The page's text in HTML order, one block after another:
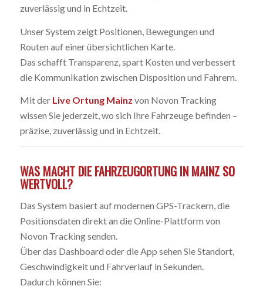
zuverlässig und in Echtzeit.
Unser System zeigt Positionen, Bewegungen und
Routen auf einer übersichtlichen Karte.
Das schafft Transparenz, spart Kosten und verbessert
die Kommunikation zwischen Disposition und Fahrern.
Mit der Live Ortung Mainz von Novon Tracking
wissen Sie jederzeit, wo sich Ihre Fahrzeuge befinden –
präzise, zuverlässig und in Echtzeit.
WAS MACHT DIE FAHRZEUGORTUNG IN MAINZ SO
WERTVOLL?
Das System basiert auf modernen GPS-Trackern, die
Positionsdaten direkt an die Online-Plattform von
Novon Tracking senden.
Über das Dashboard oder die App sehen Sie Standort,
Geschwindigkeit und Fahrverlauf in Sekunden.
Dadurch können Sie: